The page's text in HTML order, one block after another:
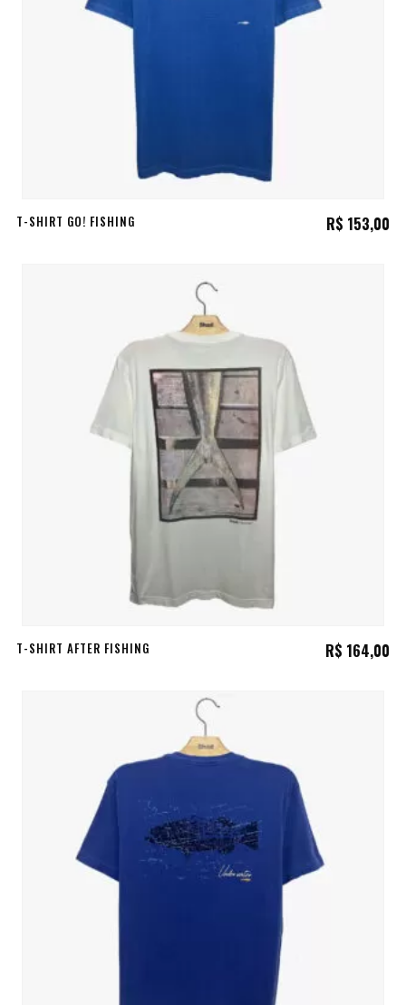
T-SHIRT GO! FISHING R$ 153,00
T-SHIRT AFTER FISHING R$ 164,00